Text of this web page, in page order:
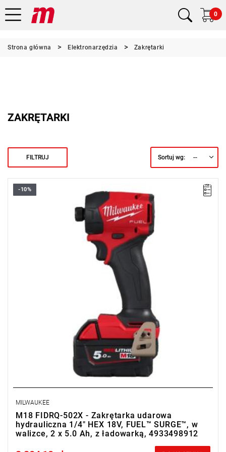
0
Strona główna Elektronarzędzia Zakrętarki
ZAKRĘTARKI
FILTRUJ Sortuj wg: --
Kup produkt objęty promocją MILWAUKEE® Redemption Classic,
zarejestruj fakturę i odbierz dodatkowy akumulator za 2 zł.
Promocja wyłącznie dla podmiotów posiadających NIP.
Sprawdź szczegóły promocji.
-10%
MILWAUKEE
M18 FIDRQ-502X - Zakrętarka udarowa
hydrauliczna 1/4" HEX 18V, FUEL™ SURGE™, w
walizce, 2 x 5.0 Ah, z ładowarką, 4933498912